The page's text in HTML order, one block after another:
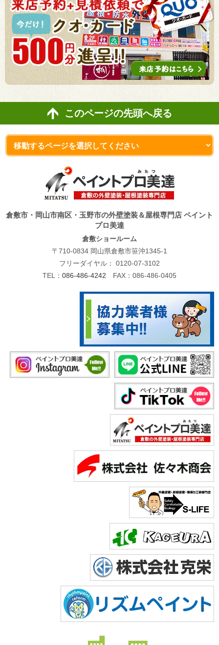
このページの先頭へ戻る
倉敷市・岡山市南区・玉野市の外壁塗装＆屋根専門店 ペイント
プロ美達
倉敷ショールーム
〒710-0834 岡山県倉敷市笹沖1345-1
フリーダイヤル： 0120-07-3102
TEL： 086-486-4242 FAX：086-486-0405